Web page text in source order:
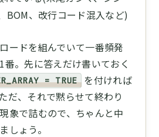
BOM、改行コード混入など)
ードを組んでいて一番頻発
番。先に答えだけ書いておく
= TRUE
を付ければ
だ、それで黙らせて終わり
象で詰むので、ちゃんと中
しょう。